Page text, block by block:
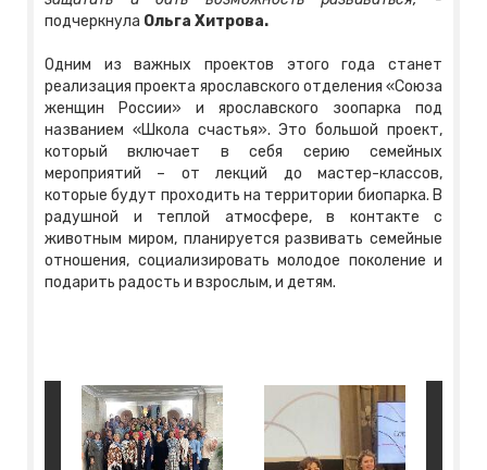
подчеркнула Ольга Хитрова.
Одним из важных проектов этого года станет
реализация проекта ярославского отделения «Союза
женщин России» и ярославского зоопарка под
названием «Школа счастья». Это большой проект,
который включает в себя серию семейных
мероприятий – от лекций до мастер-классов,
которые будут проходить на территории биопарка. В
радушной и теплой атмосфере, в контакте с
животным миром, планируется развивать семейные
отношения, социализировать молодое поколение и
подарить радость и взрослым, и детям.